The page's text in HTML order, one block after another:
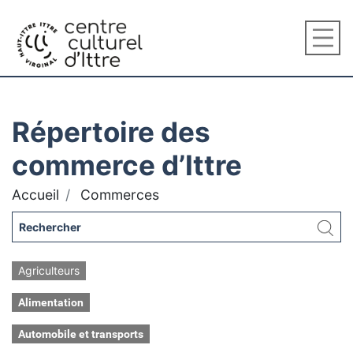
Répertoire des
commerce d’Ittre
Accueil Commerces
Agriculteurs
Alimentation
Automobile et transports